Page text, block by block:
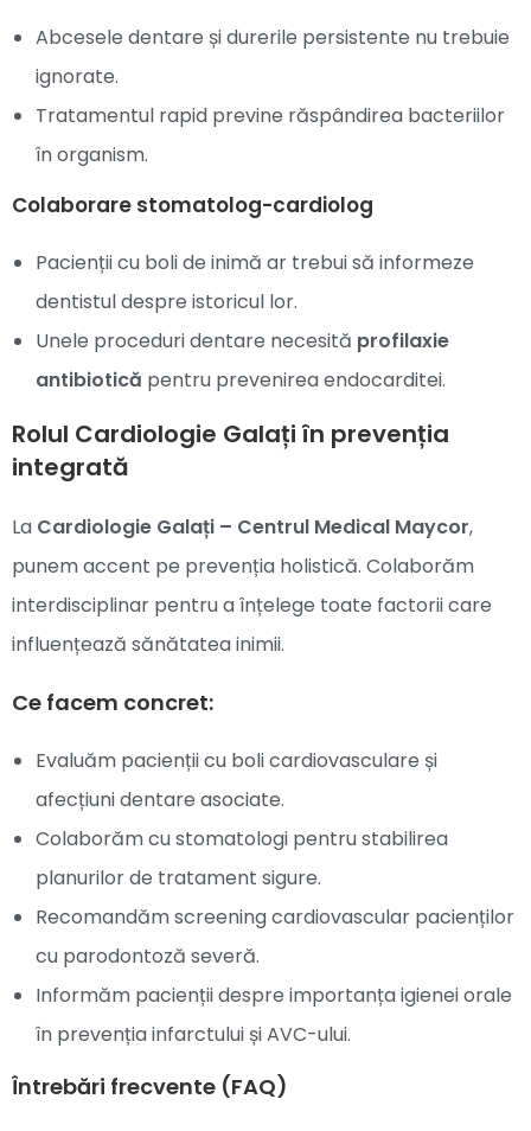
Abcesele dentare și durerile persistente nu trebuie
ignorate.
Tratamentul rapid previne răspândirea bacteriilor
în organism.
Colaborare stomatolog-cardiolog
Pacienții cu boli de inimă ar trebui să informeze
dentistul despre istoricul lor.
Unele proceduri dentare necesită profilaxie
antibiotică pentru prevenirea endocarditei.
Rolul Cardiologie Galați în prevenția
integrată
La Cardiologie Galați – Centrul Medical Maycor,
punem accent pe prevenția holistică. Colaborăm
interdisciplinar pentru a înțelege toate factorii care
influențează sănătatea inimii.
Ce facem concret:
Evaluăm pacienții cu boli cardiovasculare și
afecțiuni dentare asociate.
Colaborăm cu stomatologi pentru stabilirea
planurilor de tratament sigure.
Recomandăm screening cardiovascular pacienților
cu parodontoză severă.
Informăm pacienții despre importanța igienei orale
în prevenția infarctului și AVC-ului.
Întrebări frecvente (FAQ)